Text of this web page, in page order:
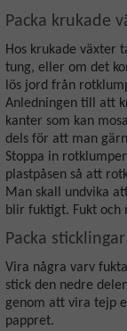
Packa krukade
Hos krukade växter
tung, eller om det
lös jord från
Anledningen till att
kanter som kan
dels för att man
Stoppa in
plastpåsen så att
Man skall undvika
blir fuktigt. Fukt och
Packa sticklingar
Vira några varv
stick den nedre
genom att vira tejp
pappret.